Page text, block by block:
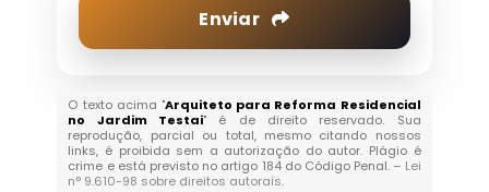
Enviar
O texto acima "Arquiteto para Reforma Residencial
no Jardim Testai" é de direito reservado. Sua
reprodução, parcial ou total, mesmo citando nossos
links, é proibida sem a autorização do autor. Plágio é
crime e está previsto no artigo 184 do Código Penal. – Lei
n° 9.610-98 sobre direitos autorais.